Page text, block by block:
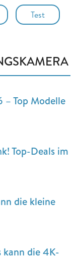
Test
– Top Modelle
Top-Deals im
die kleine
kann die 4K-